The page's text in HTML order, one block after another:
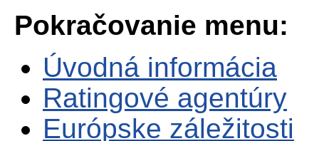
Pokračovanie menu:
Úvodná informácia
Ratingové agentúry
Európske záležitosti